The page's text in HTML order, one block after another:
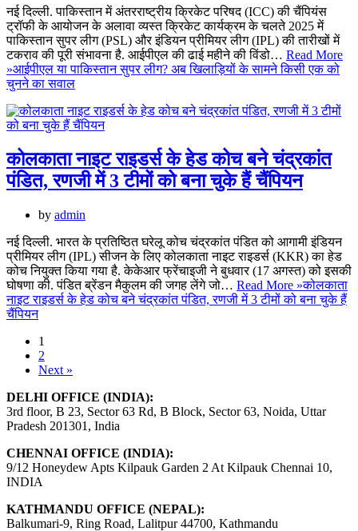
नई दिल्ली. पाकिस्तान में अंतरराष्ट्रीय क्रिकेट परिषद (ICC) की चैंपियंस
ट्रॉफी के आयोजन के अलावा व्यस्त क्रिकेट कार्यक्रम के चलते 2025 में
पाकिस्तान सुपर लीग (PSL) और इंडियन प्रीमियर लीग (IPL) की तारीखों में
टकराव की पूरी संभावना है. आईपीएल की ढाई महीने की विंडो… Read More
»आईपीएल या पाकिस्तान सुपर लीग? अब खिलाड़ियों के सामने किसी एक को
चुनने का सवाल
कोलकाता नाइट राइडर्स के हेड कोच बने चंद्रकांत
पंडित, रणजी में 3 टीमों को बना चुके हैं चैंपियन
by admin
नई दिल्ली. भारत के प्रतिष्ठित घरेलू कोच चंद्रकांत पंडित को आगामी इंडियन
प्रीमियर लीग (IPL) सीजन के लिए कोलकाता नाइट राइडर्स (KKR) का हेड
कोच नियुक्त किया गया है. केकेआर फ्रेंचाइजी ने बुधवार (17 अगस्त) को इसकी
घोषणा की. पंडित ब्रेंडन मैकुलम की जगह लेंगे जो… Read More »कोलकाता
नाइट राइडर्स के हेड कोच बने चंद्रकांत पंडित, रणजी में 3 टीमों को बना चुके हैं
चैंपियन
1
2
Next »
DELHI OFFICE (INDIA):
3rd floor, B 23, Sector 63 Rd, B Block, Sector 63, Noida, Uttar
Pradesh 201301, India
CHENNAI OFFICE (INDIA):
9/12 Honeydew Apts Kilpauk Garden 2 At Kilpauk Chennai 10,
INDIA
KATHMANDU OFFICE (NEPAL):
Balkumari-9, Ring Road, Lalitpur 44700, Kathmandu